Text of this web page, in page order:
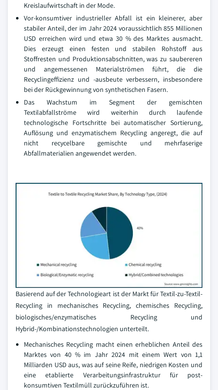
Kreislaufwirtschaft in der Mode.
Vor-konsumtiver industrieller Abfall ist ein kleinerer, aber
stabiler Anteil, der im Jahr 2024 voraussichtlich 855 Millionen
USD erreichen wird und etwa 30 % des Marktes ausmacht.
Dies erzeugt einen festen und stabilen Rohstoff aus
Stoffresten und Produktionsabschnitten, was zu saubereren
und angemessenen Materialströmen führt, die die
Recyclingeffizienz und -ausbeute verbessern, insbesondere
bei der Rückgewinnung von synthetischen Fasern.
Das Wachstum im Segment der gemischten
Textilabfallströme wird weiterhin durch laufende
technologische Fortschritte bei automatischer Sortierung,
Auflösung und enzymatischem Recycling angeregt, die auf
nicht recycelbare gemischte und mehrfaserige
Abfallmaterialien angewendet werden.
Basierend auf der Technologieart ist der Markt für Textil-zu-Textil-
Recycling in mechanisches Recycling, chemisches Recycling,
biologisches/enzymatisches Recycling und
Hybrid-/Kombinationstechnologien unterteilt.
Mechanisches Recycling macht einen erheblichen Anteil des
Marktes von 40 % im Jahr 2024 mit einem Wert von 1,1
Milliarden USD aus, was auf seine Reife, niedrigen Kosten und
eine etablierte Verarbeitungsinfrastruktur für post-
konsumtiven Textilmüll zurückzuführen ist.